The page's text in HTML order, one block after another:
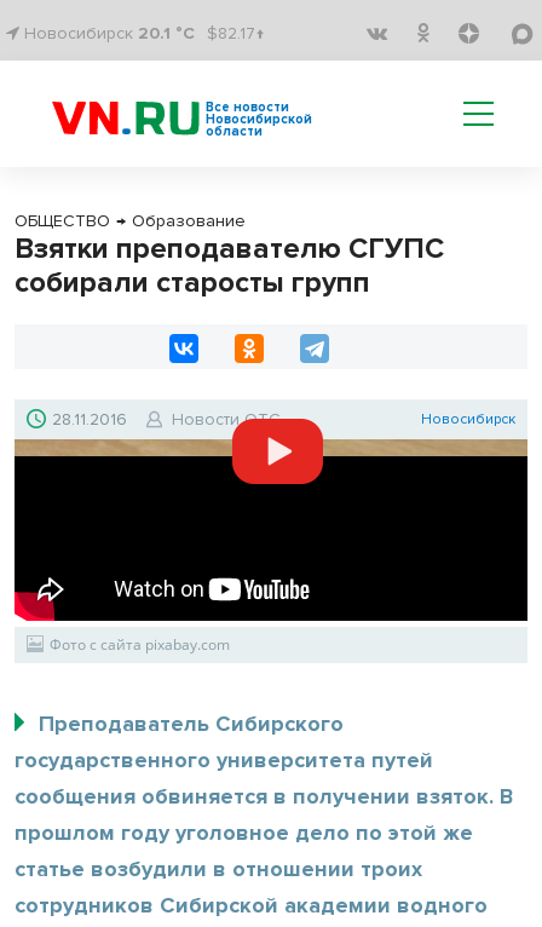
Новосибирск 20.1 °C $82.17↑
Все новости
Новосибирской
области
ОБЩЕСТВО → Образование
Взятки преподавателю СГУПС
собирали старосты групп
28.11.2016 Новости ОТС Новосибирск
Фото с сайта pixabay.com
Преподаватель Сибирского
государственного университета путей
сообщения обвиняется в получении взяток. В
прошлом году уголовное дело по этой же
статье возбудили в отношении троих
сотрудников Сибирской академии водного